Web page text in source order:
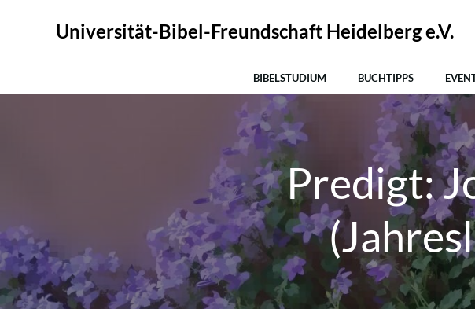
Universität-Bibel-Freundschaft Heidelberg e.V.
BIBELSTUDIUM BUCHTIPPS
Predigt: